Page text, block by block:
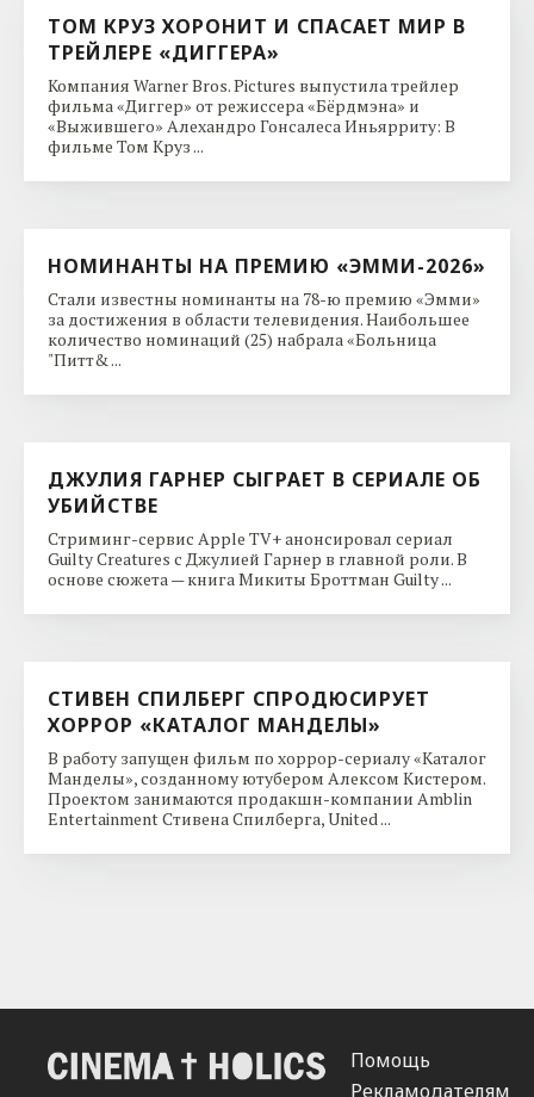
ТОМ КРУЗ ХОРОНИТ И СПАСАЕТ МИР В
ТРЕЙЛЕРЕ «ДИГГЕРА»
Компания Warner Bros. Pictures выпустила трейлер
фильма «Диггер» от режиссера «Бёрдмэна» и
«Выжившего» Алехандро Гонсалеса Иньярриту: В
фильме Том Круз ...
НОМИНАНТЫ НА ПРЕМИЮ «ЭММИ-2026»
Стали известны номинанты на 78-ю премию «Эмми»
за достижения в области телевидения. Наибольшее
количество номинаций (25) набрала «Больница
"Питт& ...
ДЖУЛИЯ ГАРНЕР СЫГРАЕТ В СЕРИАЛЕ ОБ
УБИЙСТВЕ
Стриминг-сервис Apple TV+ анонсировал сериал
Guilty Creatures с Джулией Гарнер в главной роли. В
основе сюжета — книга Микиты Броттман Guilty ...
СТИВЕН СПИЛБЕРГ СПРОДЮСИРУЕТ
ХОРРОР «КАТАЛОГ МАНДЕЛЫ»
В работу запущен фильм по хоррор-сериалу «Каталог
Манделы», созданному ютубером Алексом Кистером.
Проектом занимаются продакшн-компании Amblin
Entertainment Стивена Спилберга, United ...
Помощь
Рекламодателям